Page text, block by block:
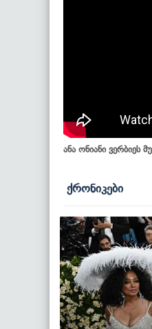
ანა ონიანი ვერბიეს
ქრონიკები